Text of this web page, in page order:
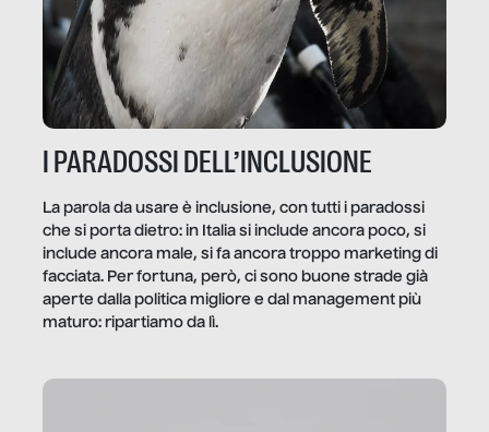
I PARADOSSI DELL’INCLUSIONE
La parola da usare è inclusione, con tutti i paradossi
che si porta dietro: in Italia si include ancora poco, si
include ancora male, si fa ancora troppo marketing di
facciata. Per fortuna, però, ci sono buone strade già
aperte dalla politica migliore e dal management più
maturo: ripartiamo da lì.